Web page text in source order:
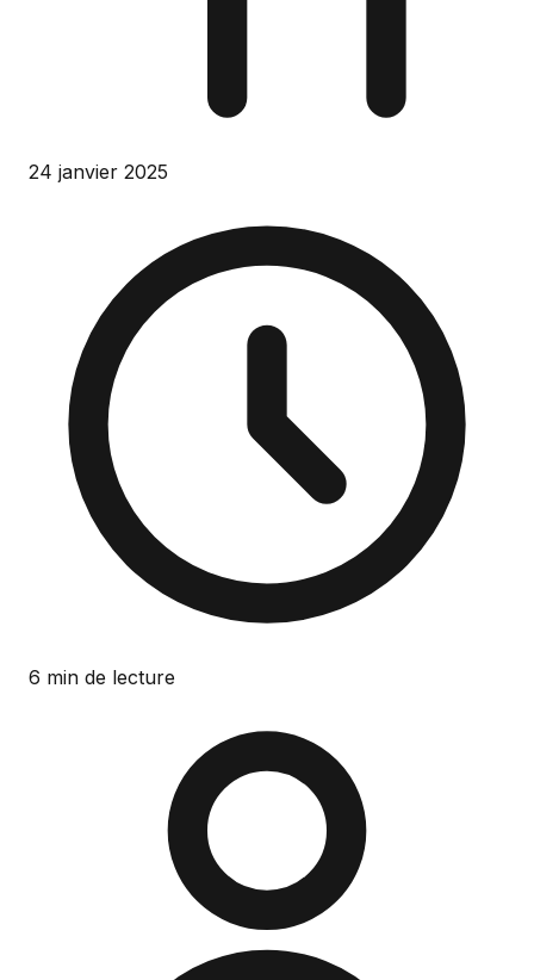
24 janvier 2025
6 min de lecture